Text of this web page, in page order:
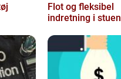
Flot og fleksibel
indretning i stuen